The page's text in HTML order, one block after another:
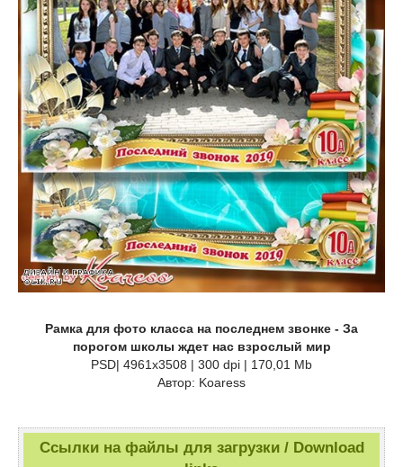
Рамка для фото класса на последнем звонке - За
порогом школы ждет нас взрослый мир
PSD| 4961x3508 | 300 dpi | 170,01 Mb
Автор: Koaress
Ссылки на файлы для загрузки / Download